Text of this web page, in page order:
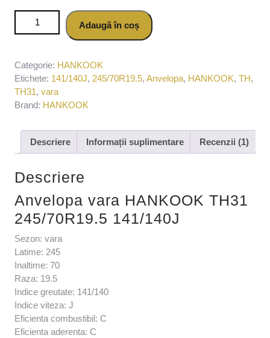
Cantitate Anvelopa vara HANKOOK TH31 245/70R19.5
Adaugă în coș
Categorie: HANKOOK
Etichete: 141/140J, 245/70R19.5, Anvelopa, HANKOOK, TH,
TH31, vara
Brand: HANKOOK
Descriere Informații suplimentare Recenzii (1)
Descriere
Anvelopa vara HANKOOK TH31
245/70R19.5 141/140J
Sezon: vara
Latime: 245
Inaltime: 70
Raza: 19.5
Indice greutate: 141/140
Indice viteza: J
Eficienta combustibil: C
Eficienta aderenta: C